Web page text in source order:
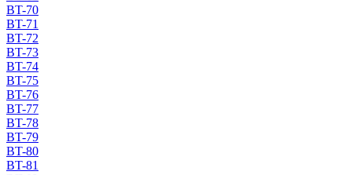
BT-70
BT-71
BT-72
BT-73
BT-74
BT-75
BT-76
BT-77
BT-78
BT-79
BT-80
BT-81